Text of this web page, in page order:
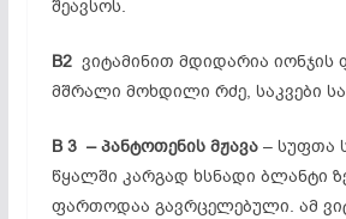
შეავსოს.
B2 ვიტამინით მდიდარია იონჯის
მშრალი მოხდილი რძე, საკვები
B 3 –პანტოთენის მჟავა– სუფთა
წყალში კარგად ხსნადი ბლანტი
ფართოდაა გავრცელებული. ამ